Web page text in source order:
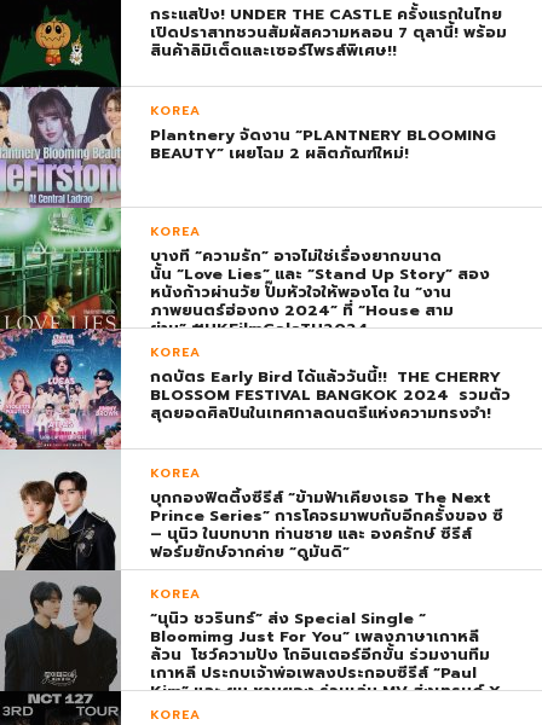
กระแสปัง! UNDER THE CASTLE ครั้งแรกในไทย
เปิดปราสาทชวนสัมผัสความหลอน 7 ตุลานี้! พร้อม
สินค้าลิมิเต็ดและเซอร์ไพรส์พิเศษ!!
KOREA
Plantnery จัดงาน “PLANTNERY BLOOMING
BEAUTY” เผยโฉม 2 ผลิตภัณฑ์ใหม่!
KOREA
บางที “ความรัก” อาจไม่ใช่เรื่องยากขนาด
นั้น “Love Lies” และ “Stand Up Story” สอง
หนังก้าวผ่านวัย ปั๊มหัวใจให้พองโต ใน “งาน
ภาพยนตร์ฮ่องกง 2024” ที่ “House สาม
ย่าน” #HKFilmGalaTH2024
KOREA
กดบัตร Early Bird ได้แล้ววันนี้!! THE CHERRY
BLOSSOM FESTIVAL BANGKOK 2024 รวมตัว
สุดยอดศิลปินในเทศกาลดนตรีแห่งความทรงจำ!
KOREA
บุกกองฟิตติ้งซีรีส์ “ข้ามฟ้าเคียงเธอ The Next
Prince Series” การโคจรมาพบกับอีกครั้งของ ซี
– นุนิว ในบทบาท ท่านชาย และ องครักษ์ ซีรีส์
ฟอร์มยักษ์จากค่าย “ดูมันดิ”
KOREA
“นุนิว ชวรินทร์” ส่ง Special Single “
Bloomimg Just For You” เพลงภาษาเกาหลี
ล้วน โชว์ความปัง โกอินเตอร์อีกขั้น ร่วมงานทีม
เกาหลี ประกบเจ้าพ่อเพลงประกอบซีรีส์ “Paul
Kim” และ ยุน ชานยอง ร่วมเล่น MV ส่งเทรนด์ X
พุ่ง ติดอันดับ 1 โลก
KOREA